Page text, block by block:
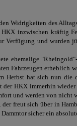
Widrigkeiten des
inzwischen kräftig
Verfügung und wurden
ehemalige
Fahrzeugenerheblich
Herbst hat sich nun
der HKX immerhin
und werden von nicht
der freut sich über in
sicher ein